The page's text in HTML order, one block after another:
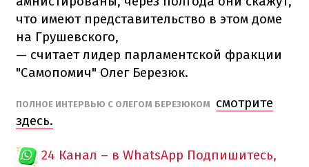
что имеют представительство в этом доме
на Грушевского,
— считает лидер парламентской фракции
"Самопомич" Олег Березюк.
ПОЛНОЕ ИНТЕРВЬЮ С ОЛЕГОМ БЕРЕЗЮКОМ
смотрите
здесь.
24 Канал – в WhatsApp Подпишитесь,